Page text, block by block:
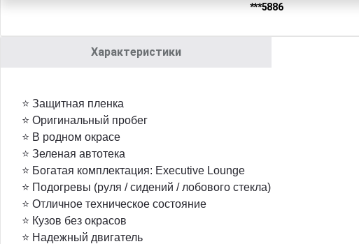
***5886
Характеристики
⭐ Защитная пленка
⭐ Оригинальный пробег
⭐ В родном окрасе
⭐ Зеленая автотека
⭐ Богатая комплектация: Executive Lounge
⭐ Подогревы (руля / сидений / лобового стекла)
⭐ Отличное техническое состояние
⭐ Кузов без окрасов
⭐ Надежный двигатель